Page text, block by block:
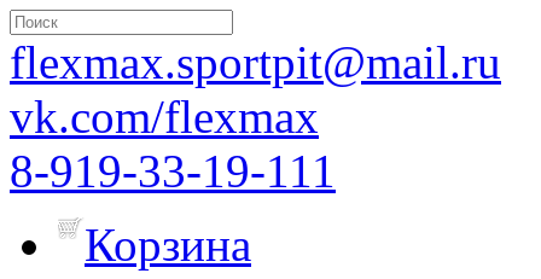
flexmax.sportpit@mail.ru
vk.com/flexmax
8-919-33-19-111
Корзина